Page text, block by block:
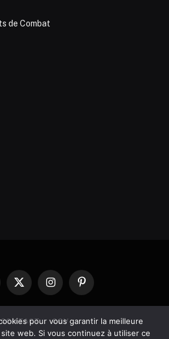
de Combat
X
InstagramPinterest
CONTACT CGV
pour vous garantir la meilleure
web. Si vous continuez à utiliser ce